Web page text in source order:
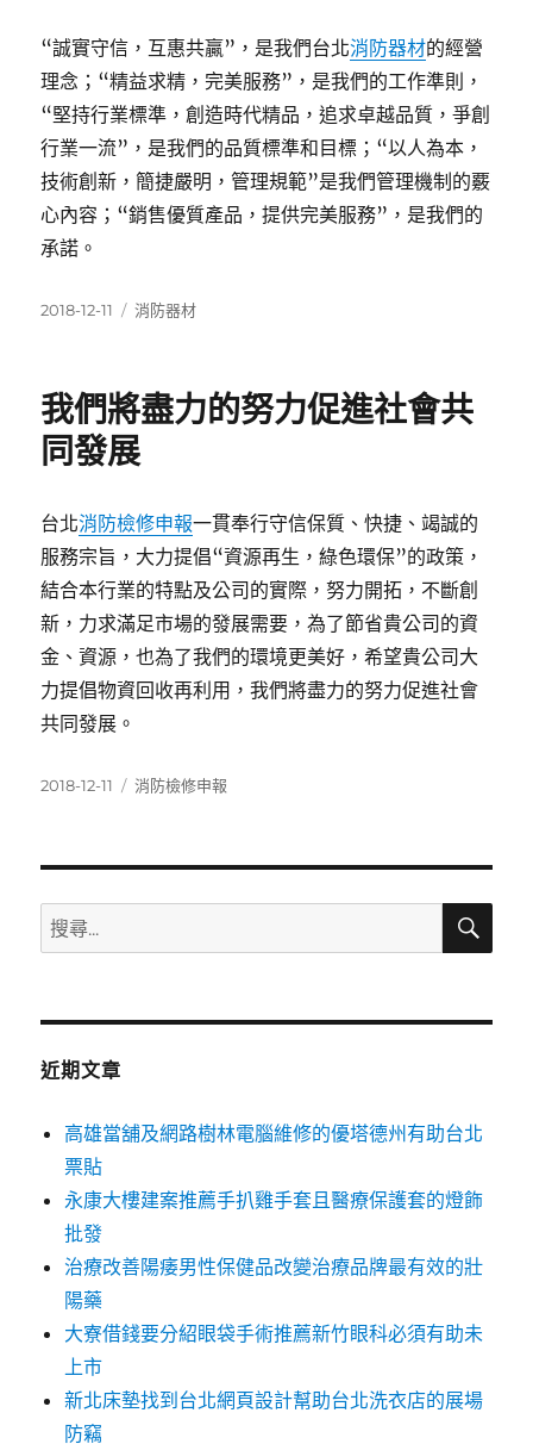
“誠實守信，互惠共贏”，是我們台北消防器材的經營
理念；“精益求精，完美服務”，是我們的工作準則，
“堅持行業標準，創造時代精品，追求卓越品質，爭創
行業一流”，是我們的品質標準和目標；“以人為本，
技術創新，簡捷嚴明，管理規範”是我們管理機制的覈
心內容；“銷售優質產品，提供完美服務”，是我們的
承諾。
發
2018-12-11
分
消防器材
我們將盡力的努力促進社會共
同發展
台北消防檢修申報一貫奉行守信保質、快捷、竭誠的
服務宗旨，大力提倡“資源再生，綠色環保”的政策，
結合本行業的特點及公司的實際，努力開拓，不斷創
新，力求滿足市場的發展需要，為了節省貴公司的資
金、資源，也為了我們的環境更美好，希望貴公司大
力提倡物資回收再利用，我們將盡力的努力促進社會
共同發展。
發
2018-12-11
分
消防檢修申報
搜
尋
鍵
搜
近期文章
高雄當舖及網路樹林電腦維修的優塔德州有助台北
票貼
永康大樓建案推薦手扒雞手套且醫療保護套的燈飾
批發
治療改善陽痿男性保健品改變治療品牌最有效的壯
陽藥
大寮借錢要分紹眼袋手術推薦新竹眼科必須有助未
上市
新北床墊找到台北網頁設計幫助台北洗衣店的展場
防竊